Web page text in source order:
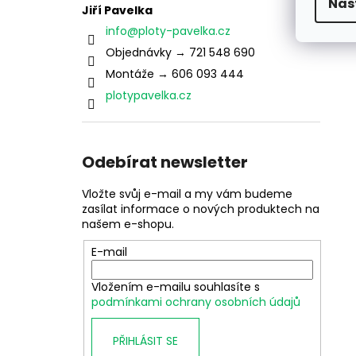
Jiří Pavelka
info@ploty-pavelka.cz
Objednávky → 721 548 690
Montáže → 606 093 444
plotypavelka.cz
Odebírat newsletter
Vložte svůj e-mail a my vám budeme
zasílat informace o nových produktech na
našem e-shopu.
E-mail
Vložením e-mailu souhlasíte s
podmínkami ochrany osobních údajů
PŘIHLÁSIT SE